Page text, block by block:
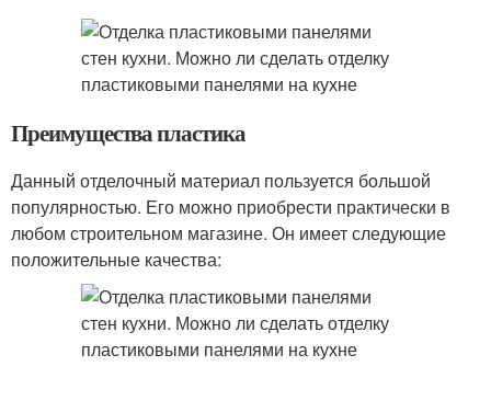
Преимущества пластика
Данный отделочный материал пользуется большой
популярностью. Его можно приобрести практически в
любом строительном магазине. Он имеет следующие
положительные качества: